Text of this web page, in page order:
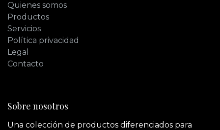
Quienes somos
Productos
Servicios
Política privacidad
Legal
Contacto
Sobre nosotros
Una colección de productos diferenciados para